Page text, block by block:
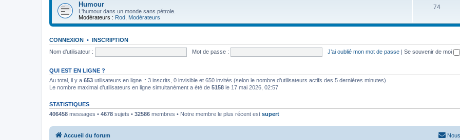
Humour
L'humour dans un monde sans pétrole.
Modérateurs : Rod Modérateurs
74
CONNEXION • INSCRIPTION
Nom d’utilisateur :
Mot de passe : J’ai oublié mon mot de passe | Se souvenir de moi
QUI EST EN LIGNE ?
Au total, il y a 653 utilisateurs en ligne :: 3 inscrits, 0 invisible et 650 invités (selon le nombre d’utilisateurs actifs des 5 dernières minutes)
Le nombre maximal d’utilisateurs en ligne simultanément a été de 5158 le 17 mai 2026, 02:57
STATISTIQUES
406458 messages • 4678 sujets • 32586 membres • Notre membre le plus récent est supert
Accueil du forum